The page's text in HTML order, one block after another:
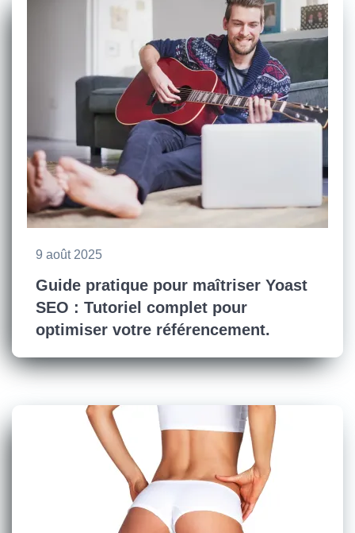
9 août 2025
Guide pratique pour maîtriser Yoast
SEO : Tutoriel complet pour
optimiser votre référencement.